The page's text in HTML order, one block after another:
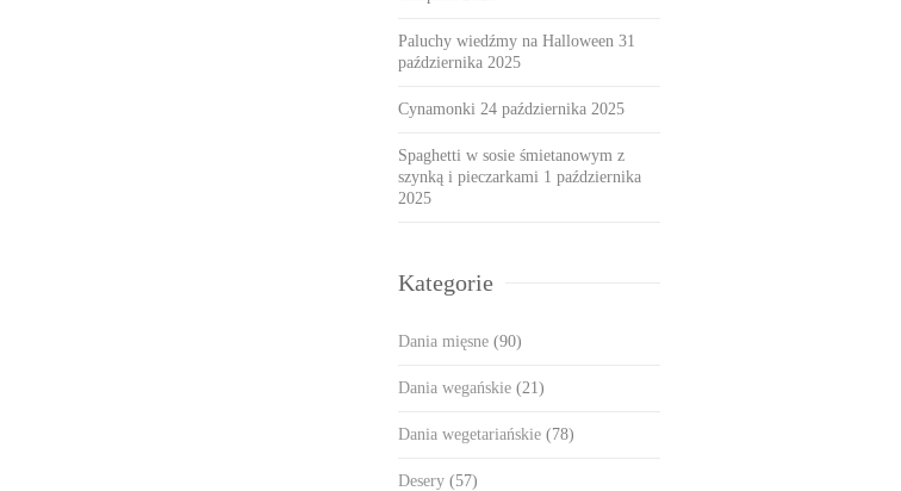
Paluchy wiedźmy na Halloween 31
października 2025
Cynamonki 24 października 2025
Spaghetti w sosie śmietanowym z
szynką i pieczarkami 1 października
2025
Kategorie
Dania mięsne (90)
Dania wegańskie (21)
Dania wegetariańskie (78)
Desery (57)